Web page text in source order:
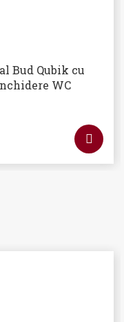
Bud Qubik cu
WC